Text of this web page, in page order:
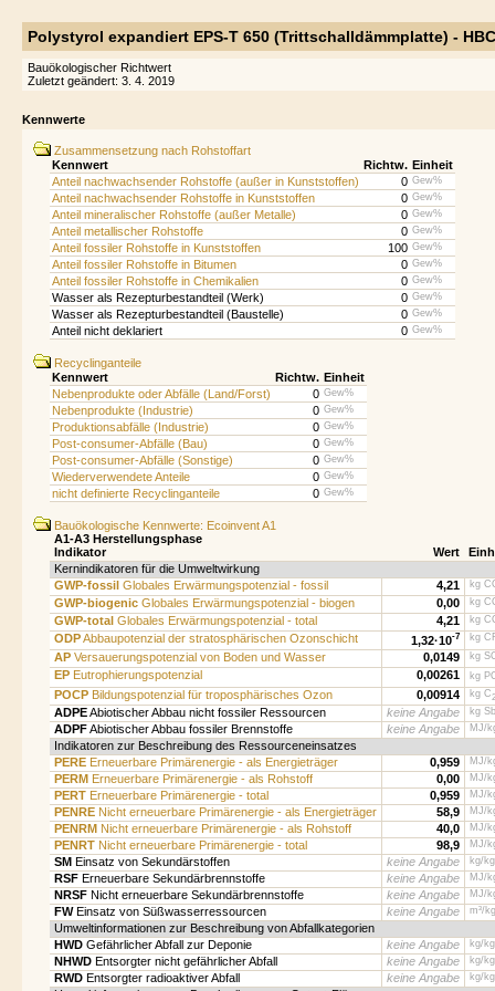
Polystyrol expandiert EPS-T 650 (Trittschalldämmplatte) -
Bauökologischer Richtwert
Zuletzt geändert: 3. 4. 2019
Kennwerte
Zusammensetzung nach Rohstoffart
Kennwert
Richtw. Einheit
Anteil nachwachsender Rohstoffe (außer in Kunststoffen)
0 Gew%
Anteil nachwachsender Rohstoffe in Kunststoffen 0 Gew%
Anteil mineralischer Rohstoffe (außer Metalle) 0 Gew%
Anteil metallischer Rohstoffe 0 Gew%
Anteil fossiler Rohstoffe in Kunststoffen 100 Gew%
Anteil fossiler Rohstoffe in Bitumen 0 Gew%
Anteil fossiler Rohstoffe in Chemikalien 0 Gew%
Wasser als Rezepturbestandteil (Werk) 0 Gew%
Wasser als Rezepturbestandteil (Baustelle) 0 Gew%
Anteil nicht deklariert 0 Gew%
Recyclinganteile
Kennwert
Richtw. Einheit
Nebenprodukte oder Abfälle (Land/Forst)
0 Gew%
Nebenprodukte (Industrie) 0 Gew%
Produktionsabfälle (Industrie) 0 Gew%
Post-consumer-Abfälle (Bau) 0 Gew%
Post-consumer-Abfälle (Sonstige) 0 Gew%
Wiederverwendete Anteile 0 Gew%
nicht definierte Recyclinganteile 0 Gew%
Bauökologische Kennwerte: Ecoinvent A1
A1-A3 Herstellungsphase
Indikator
Wert
Kernindikatoren für die Umweltwirkung
GWP-fossil Globales Erwärmungspotenzial - fossil 4,21 kg
GWP-biogenic Globales Erwärmungspotenzial - biogen 0,00 kg
GWP-total Globales Erwärmungspotenzial - total 4,21 kg
ODPAbbaupotenzial der stratosphärischen Ozonschicht 1,32·10-7 kg
AP Versauerungspotenzial von Boden und Wasser 0,0149 kg
EP Eutrophierungspotenzial 0,00261 kg
POCP Bildungspotenzial für troposphärisches Ozon 0,00914 kg C 2
ADPEAbiotischer Abbau nicht fossiler Ressourcen keine Angabe kg
ADPFAbiotischer Abbau fossiler Brennstoffe keine Angabe MJ/
Indikatoren zur Beschreibung des Ressourceneinsatzes
PERE Erneuerbare Primärenergie - als Energieträger 0,959 MJ/
PERM Erneuerbare Primärenergie - als Rohstoff 0,00 MJ/
PERT Erneuerbare Primärenergie - total 0,959 MJ/
PENRE Nicht erneuerbare Primärenergie - als Energieträger 58,9 MJ/
PENRM Nicht erneuerbare Primärenergie - als Rohstoff 40,0 MJ/
PENRT Nicht erneuerbare Primärenergie - total 98,9 MJ/
SM Einsatz von Sekundärstoffen keine Angabe kg/kg
RSF Erneuerbare Sekundärbrennstoffe keine Angabe MJ/
NRSF Nicht erneuerbare Sekundärbrennstoffe keine Angabe MJ/
FWEinsatz von Süßwasserressourcen keine Angabe m³/kg
Umweltinformationen zur Beschreibung von Abfallkategorien
HWD Gefährlicher Abfall zur Deponie keine Angabe kg/kg
NHWD Entsorgter nicht gefährlicher Abfall keine Angabe kg/kg
RWD Entsorgter radioaktiver Abfall keine Angabe kg/kg